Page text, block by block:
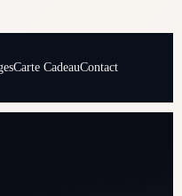
Carte CadeauContact